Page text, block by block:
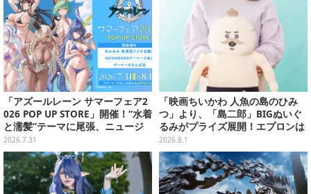
「アズールレーン サマーフェア2
026 POP UP STORE」開催！“水着
と濡髪”テーマに尾張、ニュージ
ャージーなど新規描き下ろしイラ
ストグッズ販売
2026.7.31
「映画ちいかわ 人魚の島のひみ
つ」より、「島二郎」BIGぬいぐ
るみがプライズ展開！エプロンは
ポケット付き
2026.8.1